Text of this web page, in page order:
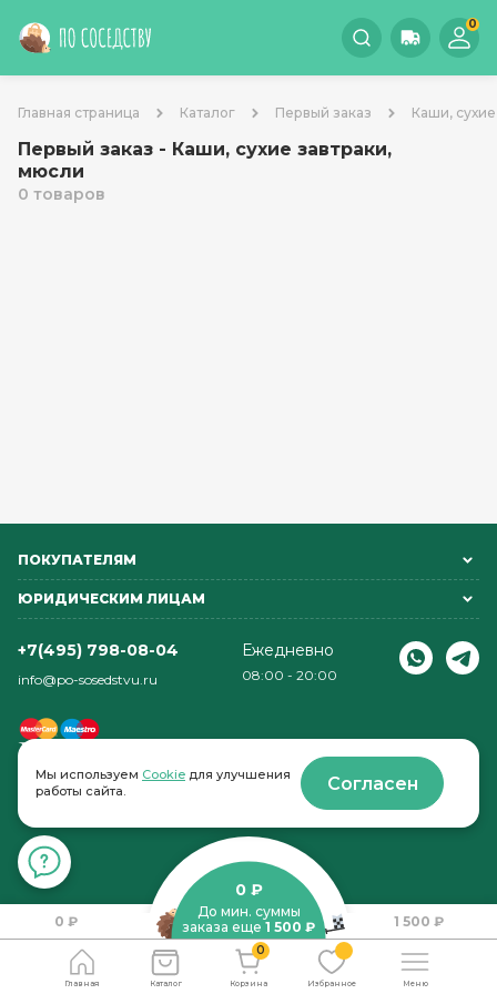
0
Главная страница Каталог Первый заказ Каши,
Первый заказ - Каши, сухие завтраки,
мюсли
0 товаров
ПОКУПАТЕЛЯМ
ЮРИДИЧЕСКИМ ЛИЦАМ
+7(495) 798-08-04
info@po-sosedstvu.ru
Ежедневно
08:00 - 20:00
© 2022-2026 . По соседству
0 ₽
0 ₽
До мин. суммы
заказа еще 1 500 ₽ 1 500 ₽
Главная Каталог
0
Корзина Избранное Меню
Мы используем Cookie для улучшения
работы сайта.
Согласен